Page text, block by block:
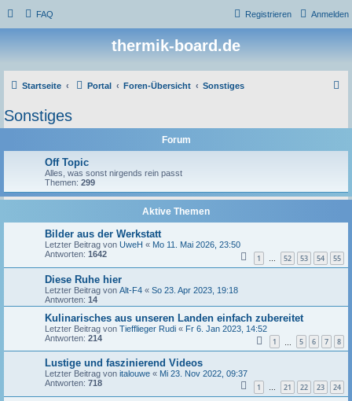
FAQ Anmelden
Registrieren
thermik-board.de
Startseite Portal Foren-Übersicht Sonstiges
Sonstiges
Forum
Off Topic
Alles, was sonst nirgends rein passt
Themen: 299
Aktive Themen
Bilder aus der Werkstatt
Letzter Beitrag von UweH « Mo 11. Mai 2026, 23:50
Antworten: 1642 1 … 52 53 54 55
Diese Ruhe hier
Letzter Beitrag von Alt-F4 « So 23. Apr 2023, 19:18
Antworten: 14
Kulinarisches aus unseren Landen einfach zubereitet
Letzter Beitrag von Tiefflieger Rudi « Fr 6. Jan 2023, 14:52
Antworten: 214 1 5 6 7 8
Lustige und faszinierend Videos
Letzter Beitrag von italouwe « Mi 23. Nov 2022, 09:37
Antworten: 718 1 … 21 22 23 24